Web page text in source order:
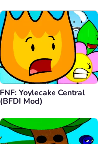
FNF: Yoylecake Central
(BFDI Mod)